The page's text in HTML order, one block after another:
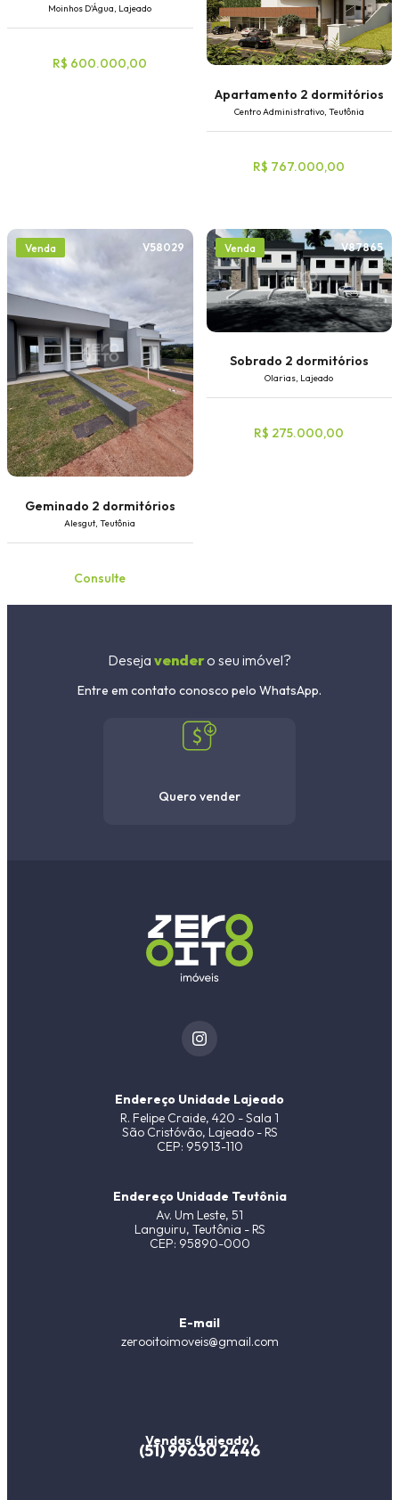
Moinhos D'Água, Lajeado
R$ 600.000,00
Apartamento 2 dormitórios
Centro Administrativo, Teutônia
R$ 767.000,00
Venda V58029
Geminado 2 dormitórios
Alesgut, Teutônia
Consulte
Venda V87865
Sobrado 2 dormitórios
Olarias, Lajeado
R$ 275.000,00
Deseja vendero seu imóvel?
Entre em contato conosco pelo WhatsApp.
Quero vender
Endereço Unidade Lajeado
R. Felipe Craide, 420 - Sala 1
São Cristóvão, Lajeado - RS
CEP: 95913-110
Endereço Unidade Teutônia
Av. Um Leste, 51
Languiru, Teutônia - RS
CEP: 95890-000
E-mail
zerooitoimoveis@gmail.com
Vendas (Lajeado)
(51) 99630 2446